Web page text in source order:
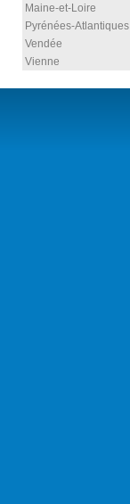
Maine-et-Loire
Pyrénées-Atlantiques
Vendée
Vienne